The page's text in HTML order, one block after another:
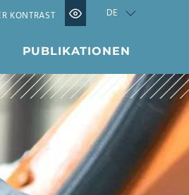
KONTRAST DE
PUBLIKATIONEN